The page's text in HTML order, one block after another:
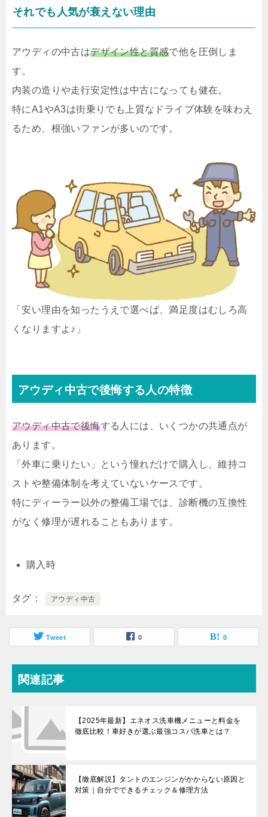
それでも人気が衰えない理由
アウディの中古はデザイン性と質感で他を圧倒しま
す。
内装の造りや走行安定性は中古になっても健在。
特にA1やA3は街乗りでも上質なドライブ体験を味わえ
るため、根強いファンが多いのです。
「安い理由を知ったうえで選べば、満足度はむしろ高
くなりますよ♪」
アウディ中古で後悔する人の特徴
アウディ中古で後悔する人には、いくつかの共通点が
あります。
「外車に乗りたい」という憧れだけで購入し、維持コ
ストや整備体制を考えていないケースです。
特にディーラー以外の整備工場では、診断機の互換性
がなく修理が遅れることもあります。
購入時
タグ アウディ中古
Tweet 0 0
関連記事
【2025年最新】エネオス洗車機メニューと料金を
徹底比較！車好きが選ぶ最強コスパ洗車とは？
【徹底解説】タントのエンジンがかからない原因と
対策｜自分でできるチェック＆修理方法